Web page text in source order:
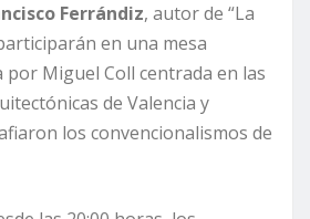
Ferrándiz, autor de “La
en una mesa
por Miguel Coll centrada en las
de Valencia y
los convencionalismos de